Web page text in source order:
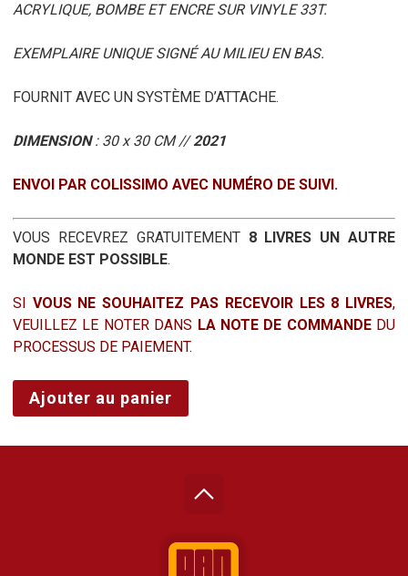
ACRYLIQUE, BOMBE ET ENCRE SUR VINYLE 33T.
EXEMPLAIRE UNIQUE SIGNÉ AU MILIEU EN BAS.
FOURNIT AVEC UN SYSTÈME D’ATTACHE.
DIMENSION: 30 x 30 CM //2021
ENVOI PAR COLISSIMO AVEC NUMÉRO DE SUIVI.
VOUS RECEVREZ GRATUITEMENT 8 LIVRES UN AUTRE
MONDE EST POSSIBLE.
SI VOUS NE SOUHAITEZ PAS RECEVOIR LES 8 LIVRES,
VEUILLEZ LE NOTER DANS LA NOTE DE COMMANDEDU
PROCESSUS DE PAIEMENT.
quantité
de
Ajouter au panier